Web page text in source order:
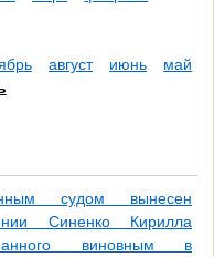
август июнь
май
судом вынесен
Синенко Кирилла
виновным в